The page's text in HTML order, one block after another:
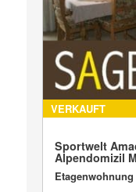
VERKAUFT
Sportwelt
Alpendomizil